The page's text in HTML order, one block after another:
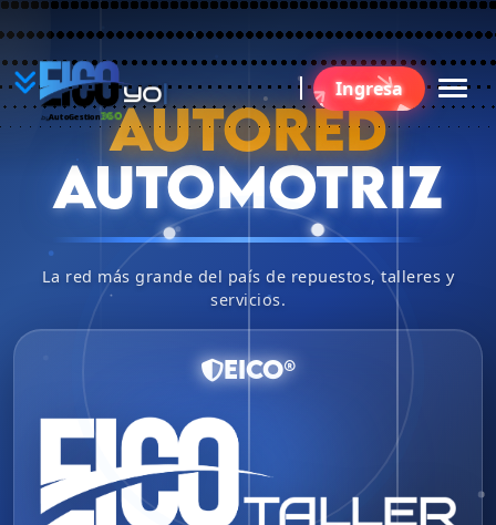
YO
B
AutoGestion 360
Ingresa
AUTORED
AUTOMOTRIZ
La red más grande del país de repuestos, talleres y
servicios.
EICO®